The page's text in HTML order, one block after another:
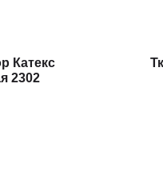
Катекс
2302